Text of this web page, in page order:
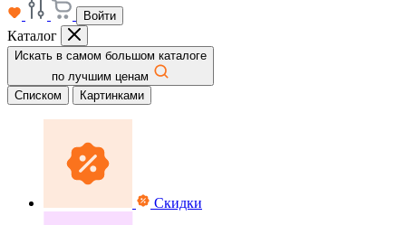
Войти
Каталог
Искать в самом большом каталоге
по лучшим ценам
Списком
Картинками
Скидки